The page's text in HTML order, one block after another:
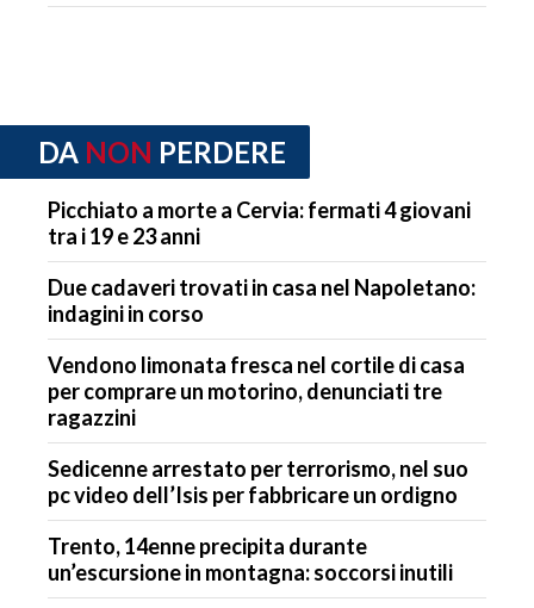
DA NON PERDERE
Picchiato a morte a Cervia: fermati 4 giovani
tra i 19 e 23 anni
Due cadaveri trovati in casa nel Napoletano:
indagini in corso
Vendono limonata fresca nel cortile di casa
per comprare un motorino, denunciati tre
ragazzini
Sedicenne arrestato per terrorismo, nel suo
pc video dell’Isis per fabbricare un ordigno
Trento, 14enne precipita durante
un’escursione in montagna: soccorsi inutili